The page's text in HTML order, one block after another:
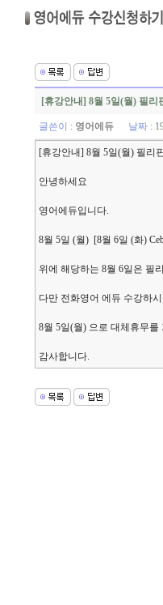
[휴강안내] 8월 5일(월) 필리
글쓴이 : 영어에듀 날짜 :
[휴강안내] 8월 5일(월) 필리
안녕하세요
영어에듀입니다.
8월 5일 (월) [8월 6일 (화)
위에 해당하는 8월 6일은 필
다만 전화영어 에듀 수강하
8월 5일(월) 으로 대체휴무를
감사합니다.